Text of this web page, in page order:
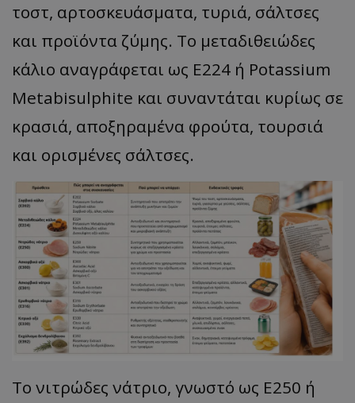
τοστ, αρτοσκευάσματα, τυριά, σάλτσες
και προϊόντα ζύμης. Το μεταδιθειώδες
κάλιο αναγράφεται ως E224 ή Potassium
Metabisulphite και συναντάται κυρίως σε
κρασιά, αποξηραμένα φρούτα, τουρσιά
και ορισμένες σάλτσες.
Το νιτρώδες νάτριο, γνωστό ως E250 ή